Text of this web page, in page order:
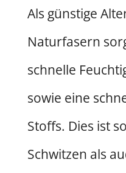
Als günstige
Naturfasern
schnelle
sowie eine
Stoffs. Dies ist
Schwitzen als